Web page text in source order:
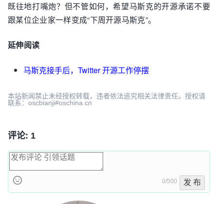
既往地打嘴炮？但不管如何，希望马斯克的开源承诺不要
跟某位企业家一样变成“下周开源马斯克”。
延伸阅读
马斯克接手后，Twitter 开源工作停摆
本站新闻禁止未经授权转载，违者依法追究相关法律责任。授权请
联系：oscbianji#oschina.cn
评论: 1
0/500 发 布